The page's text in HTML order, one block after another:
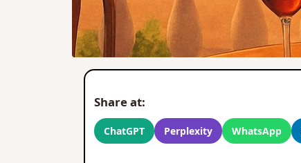
Share at:
ChatGPT Perplexity WhatsApp